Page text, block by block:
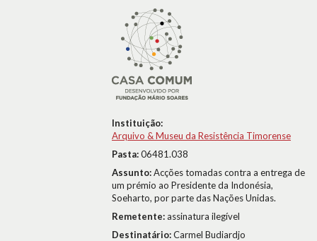
Instituição:
Arquivo & Museu da Resistência Timorense
Pasta:06481.038
Assunto:Acções tomadas contra a entrega de
um prémio ao Presidente da Indonésia,
Soeharto, por parte das Nações Unidas.
Remetente:assinatura ilegível
Destinatário:Carmel Budiardjo